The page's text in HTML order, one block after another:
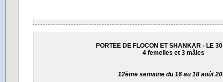
PORTEE DE FLOCON ET SHANKAR - LE
4 femelles et 3 mâles
12ème semaine du 16 au 18 août